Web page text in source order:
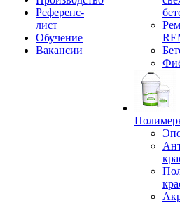
Референс-
лист
Обучение
Вакансии